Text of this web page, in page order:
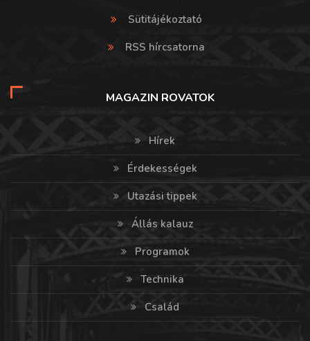
Sütitájékoztató
RSS hírcsatorna
MAGAZIN ROVATOK
Hírek
Érdekességek
Utazási tippek
Állás kalauz
Programok
Technika
Család